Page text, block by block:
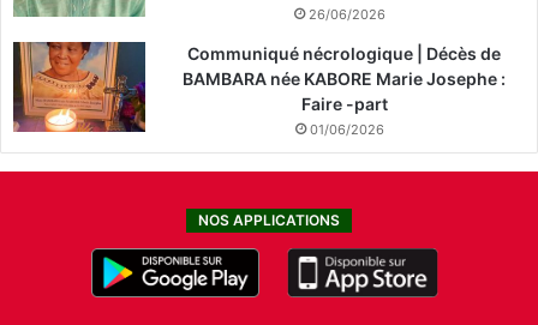
26/06/2026
Communiqué nécrologique | Décès de
BAMBARA née KABORE Marie Josephe :
Faire -part
01/06/2026
NOS APPLICATIONS